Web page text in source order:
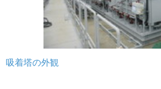
吸着塔の外観